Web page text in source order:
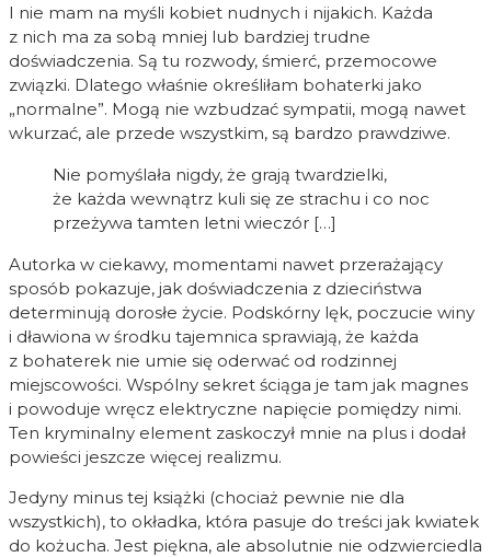
I nie mam na myśli kobiet nudnych i nijakich. Każda
z nich ma za sobą mniej lub bardziej trudne
doświadczenia. Są tu rozwody, śmierć, przemocowe
związki. Dlatego właśnie określiłam bohaterki jako
„normalne”. Mogą nie wzbudzać sympatii, mogą nawet
wkurzać, ale przede wszystkim, są bardzo prawdziwe.
Nie pomyślała nigdy, że grają twardzielki,
że każda wewnątrz kuli się ze strachu i co noc
przeżywa tamten letni wieczór […]
Autorka w ciekawy, momentami nawet przerażający
sposób pokazuje, jak doświadczenia z dzieciństwa
determinują dorosłe życie. Podskórny lęk, poczucie winy
i dławiona w środku tajemnica sprawiają, że każda
z bohaterek nie umie się oderwać od rodzinnej
miejscowości. Wspólny sekret ściąga je tam jak magnes
i powoduje wręcz elektryczne napięcie pomiędzy nimi.
Ten kryminalny element zaskoczył mnie na plus i dodał
powieści jeszcze więcej realizmu.
Jedyny minus tej książki (chociaż pewnie nie dla
wszystkich), to okładka, która pasuje do treści jak kwiatek
do kożucha. Jest piękna, ale absolutnie nie odzwierciedla